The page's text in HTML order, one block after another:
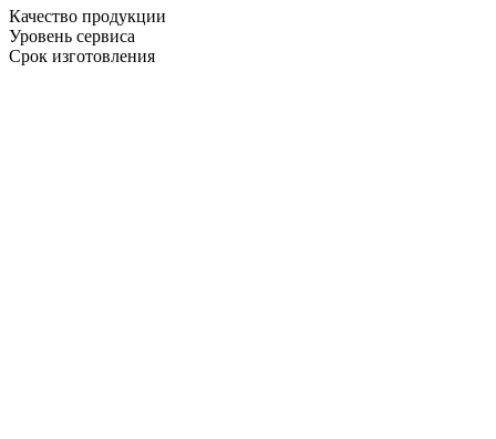
Качество продукции
Уровень сервиса
Срок изготовления